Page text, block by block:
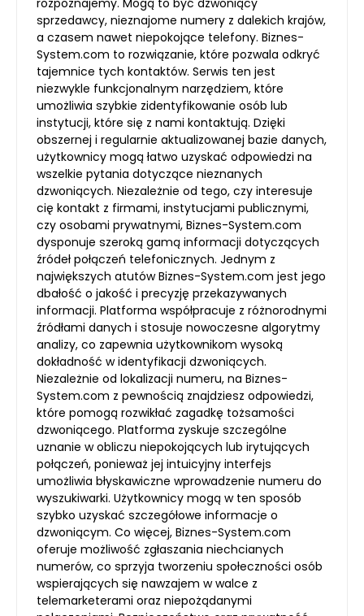
rozpoznajemy. Mogą to być dzwoniący
sprzedawcy, nieznajome numery z dalekich krajów,
a czasem nawet niepokojące telefony. Biznes-
System.com to rozwiązanie, które pozwala odkryć
tajemnice tych kontaktów. Serwis ten jest
niezwykle funkcjonalnym narzędziem, które
umożliwia szybkie zidentyfikowanie osób lub
instytucji, które się z nami kontaktują. Dzięki
obszernej i regularnie aktualizowanej bazie danych,
użytkownicy mogą łatwo uzyskać odpowiedzi na
wszelkie pytania dotyczące nieznanych
dzwoniących. Niezależnie od tego, czy interesuje
cię kontakt z firmami, instytucjami publicznymi,
czy osobami prywatnymi, Biznes-System.com
dysponuje szeroką gamą informacji dotyczących
źródeł połączeń telefonicznych. Jednym z
największych atutów Biznes-System.com jest jego
dbałość o jakość i precyzję przekazywanych
informacji. Platforma współpracuje z różnorodnymi
źródłami danych i stosuje nowoczesne algorytmy
analizy, co zapewnia użytkownikom wysoką
dokładność w identyfikacji dzwoniących.
Niezależnie od lokalizacji numeru, na Biznes-
System.com z pewnością znajdziesz odpowiedzi,
które pomogą rozwikłać zagadkę tożsamości
dzwoniącego. Platforma zyskuje szczególne
uznanie w obliczu niepokojących lub irytujących
połączeń, ponieważ jej intuicyjny interfejs
umożliwia błyskawiczne wprowadzenie numeru do
wyszukiwarki. Użytkownicy mogą w ten sposób
szybko uzyskać szczegółowe informacje o
dzwoniącym. Co więcej, Biznes-System.com
oferuje możliwość zgłaszania niechcianych
numerów, co sprzyja tworzeniu społeczności osób
wspierających się nawzajem w walce z
telemarketerami oraz niepożądanymi